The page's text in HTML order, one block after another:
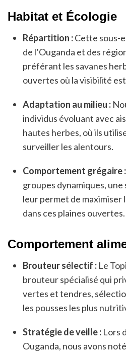
Habitat et Écologie
Répartition :Cette sous-
de l’Ouganda et des
préférant les savanes
ouvertes où la visibilité
Adaptation au milieu :
individus évoluant avec
hautes herbes, où ils
surveiller les alentours.
Comportement grégaire :
groupes dynamiques,
leur permet de maximiser
dans ces plaines ouvertes.
Comportement
Brouteur sélectif : Le
brouteur spécialisé qui
vertes et tendres,
les pousses les plus
Stratégie de veille : Lors
Ouganda, nous avons